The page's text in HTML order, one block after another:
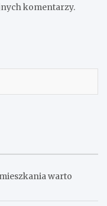
komentarzy.
warto